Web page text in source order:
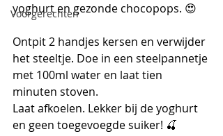
Voorgerechten
yoghurt en gezonde chocopops. 😍
Ontpit 2 handjes kersen en verwijder
het steeltje. Doe in een steelpannetje
met 100ml water en laat tien
minuten stoven.
Laat afkoelen. Lekker bij de yoghurt
en geen toegevoegde suiker! 🍒